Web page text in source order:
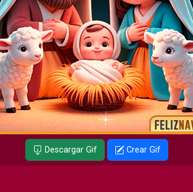
Descargar Gif Crear Gif